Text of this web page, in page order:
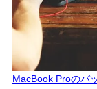
MacBook Proのバ